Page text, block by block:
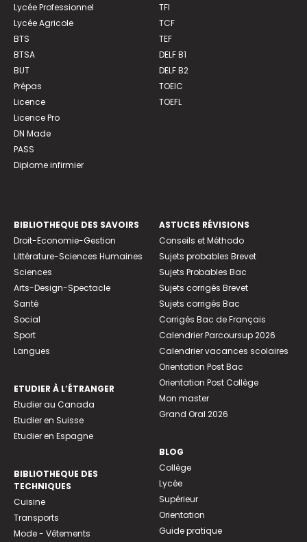
Lycée Professionnel
Lycée Agricole
BTS
BTSA
BUT
Prépas
Licence
Licence Pro
DN Made
PASS
Diplome infirmier
TFI
TCF
TEF
DELF B1
DELF B2
TOEIC
TOEFL
BIBLIOTHEQUE DES SAVOIRS
Droit-Economie-Gestion
Littérature-Sciences Humaines
Sciences
Arts-Design-Spectacle
Santé
Social
Sport
Langues
ETUDIER À L’ÉTRANGER
Etudier au Canada
Etudier en Suisse
Etudier en Espagne
BIBLIOTHEQUE DES
TECHNIQUES
Cuisine
Transports
Mode - Vêtements
ASTUCES RÉVISIONS
Conseils et Méthodo
Sujets probables Brevet
Sujets Probables Bac
Sujets corrigés Brevet
Sujets corrigés Bac
Corrigés Bac de Français
Calendrier Parcoursup 2026
Calendrier vacances scolaires
Orientation Post Bac
Orientation Post Collège
Mon master
Grand Oral 2026
BLOG
Collège
Lycée
Supérieur
Orientation
Guide pratique